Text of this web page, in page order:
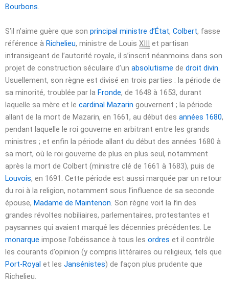
Bourbons.
S’il n’aime guère que son principal ministre d’État, Colbert, fasse
référence à Richelieu, ministre de Louis XIII et partisan
intransigeant de l’autorité royale, il s’inscrit néanmoins dans son
projet de construction séculaire d’un absolutisme de droit divin.
Usuellement, son règne est divisé en trois parties : la période de
sa minorité, troublée par la Fronde, de 1648 à 1653, durant
laquelle sa mère et le cardinal Mazarin gouvernent ; la période
allant de la mort de Mazarin, en 1661, au début des années 1680,
pendant laquelle le roi gouverne en arbitrant entre les grands
ministres ; et enfin la période allant du début des années 1680 à
sa mort, où le roi gouverne de plus en plus seul, notamment
après la mort de Colbert (ministre clé de 1661 à 1683), puis de
Louvois, en 1691 . Cette période est aussi marquée par un retour
du roi à la religion, notamment sous l’influence de sa seconde
épouse, Madame de Maintenon. Son règne voit la fin des
grandes révoltes nobiliaires, parlementaires, protestantes et
paysannes qui avaient marqué les décennies précédentes. Le
monarque impose l’obéissance à tous les ordres et il contrôle
les courants d’opinion (y compris littéraires ou religieux, tels que
Port-Royal et les Jansénistes) de façon plus prudente que
Richelieu.